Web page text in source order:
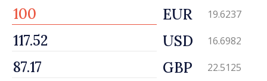
EUR 19.6237
USD 16.6982
GBP 22.5125